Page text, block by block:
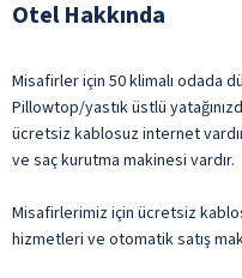
Otel Hakkında
Misafirler için 50 klimalı odada
Pillowtop/yastık üstlü
ücretsiz kablosuz internet
ve saç kurutma makinesi vardır.
Misafirlerimiz için ücretsiz
hizmetleri ve otomatik satış